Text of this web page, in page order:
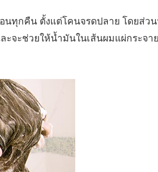
นทุกคืน ตั้งแต่โคนจรดปลาย โดยส่ว
จะช่วยให้น้ำมันในเส้นผมแผ่กระจา